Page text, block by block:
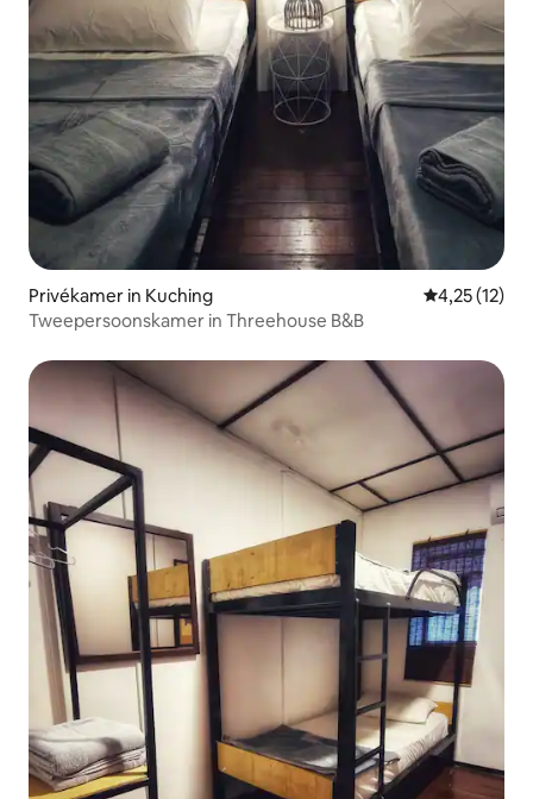
Privékamer in Kuching Gemiddelde
4,25 (12)
Tweepersoonskamer in Threehouse B&B